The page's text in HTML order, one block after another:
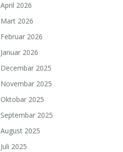
April 2026
Mart 2026
Februar 2026
Januar 2026
Decembar 2025
Novembar 2025
Oktobar 2025
Septembar 2025
August 2025
Juli 2025